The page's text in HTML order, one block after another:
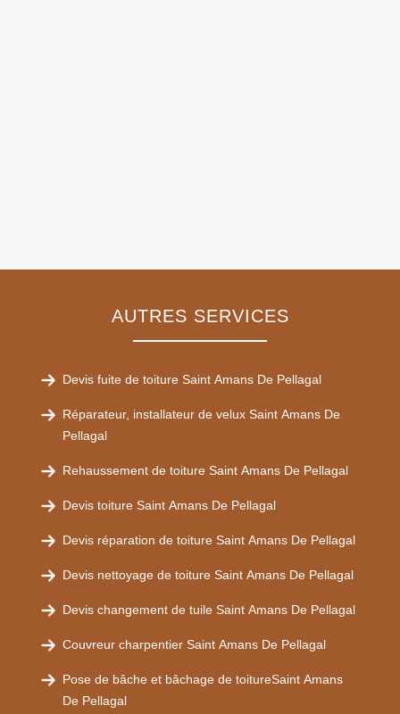
AUTRES SERVICES
Devis fuite de toiture Saint Amans De Pellagal
Réparateur, installateur de velux Saint Amans De
Pellagal
Rehaussement de toiture Saint Amans De Pellagal
Devis toiture Saint Amans De Pellagal
Devis réparation de toiture Saint Amans De Pellagal
Devis nettoyage de toiture Saint Amans De Pellagal
Devis changement de tuile Saint Amans De Pellagal
Couvreur charpentier Saint Amans De Pellagal
Pose de bâche et bâchage de toitureSaint Amans
De Pellagal